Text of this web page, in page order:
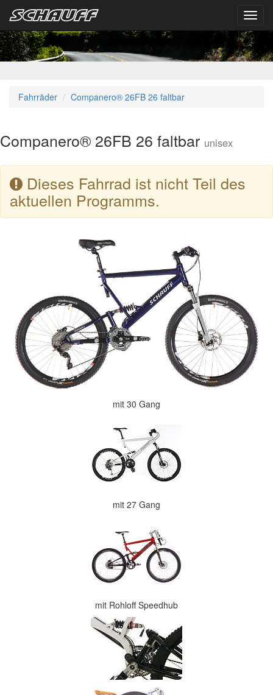
Fahrräder Companero® 26FB 26 faltbar
Companero® 26FB 26 faltbar unisex
Dieses Fahrrad ist nicht Teil des
aktuellen Programms.
mit 30 Gang
mit 27 Gang
mit Rohloff Speedhub